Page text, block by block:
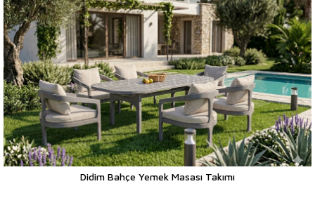
Didim Bahçe Yemek Masası Takımı